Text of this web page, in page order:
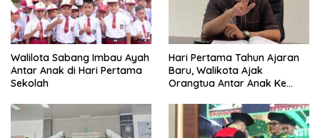
Walilota Sabang Imbau Ayah
Antar Anak di Hari Pertama
Sekolah
Hari Pertama Tahun Ajaran
Baru, Walikota Ajak
Orangtua Antar Anak Ke